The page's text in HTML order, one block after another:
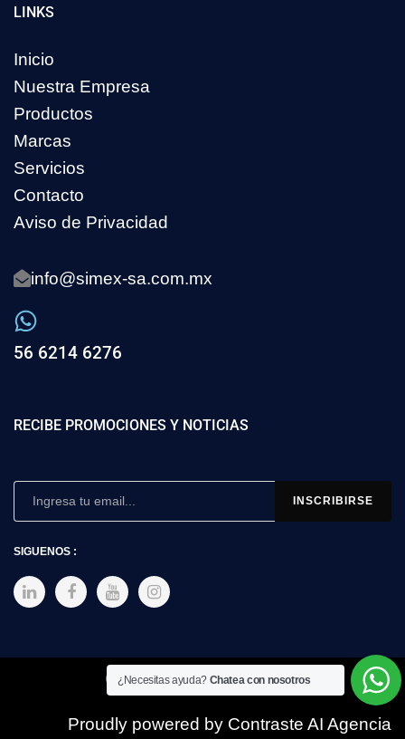
LINKS
Inicio
Nuestra Empresa
Productos
Marcas
Servicios
Contacto
Aviso de Privacidad
info@simex-sa.com.mx
56 6214 6276
RECIBE PROMOCIONES Y NOTICIAS
SIGUENOS :
Copyright © 2025 SIMEX
Proudly powered by Contraste AI Agencia
¿Necesitas ayuda? Chatea con nosotros